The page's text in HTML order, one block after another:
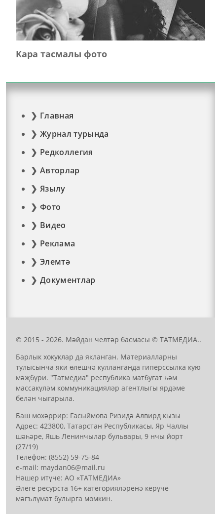
Кара тасмалы фото
Главная
Журнал турында
Редколлегия
Авторлар
Язылу
Фото
Видео
Реклама
Элемтә
Документлар
© 2015 - 2026. Мәйдан челтәр басмасы © ТАТМЕДИА..
Барлык хокуклар да якланган. Материалларны
тулысынча яки өлешчә кулланганда гиперссылка кую
мәҗбүри. "Татмедиа" республика матбугат һәм
массакүләм коммуникацияләр агентлыгы ярдәме
белән чыгарыла.
Баш мөхәррир: Гасыймова Ризидә Алвирд кызы
Адрес: 423800, Татарстан Республикасы, Яр Чаллы
шәһәре, Яшь Ленинчылар бульвары, 9 нчы йорт
(27/19)
Телефон: (8552) 59-75-84
е-mail: mауdаn06@mail.гu
Нәшер итүче: АО «ТАТМЕДИА»
Әлеге ресурста 16+ категорияләренә керүче
мәгълүмат булырга мөмкин.